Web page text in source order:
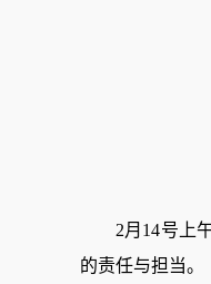
2月 14号上
的责任与担当。